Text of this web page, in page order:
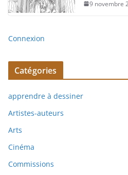
9 novembre
Connexion
Catégories
apprendre à dessiner
Artistes-auteurs
Arts
Cinéma
Commissions